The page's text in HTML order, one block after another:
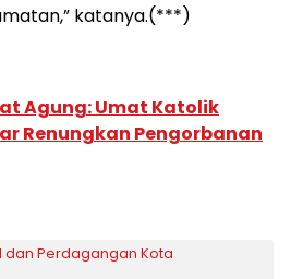
katanya.(***)
Agung: Umat Katolik
Renungkan Pengorbanan
dan Perdagangan Kota